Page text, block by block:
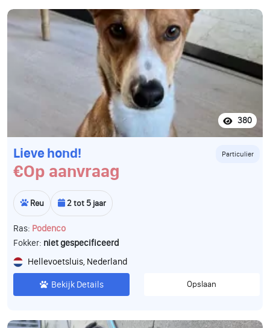
380
Lieve hond! Particulier
€Op aanvraag
Reu 2 tot 5 jaar
Ras: Podenco
Fokker: niet gespecificeerd
Hellevoetsluis, Nederland
Bekijk Details Opslaan